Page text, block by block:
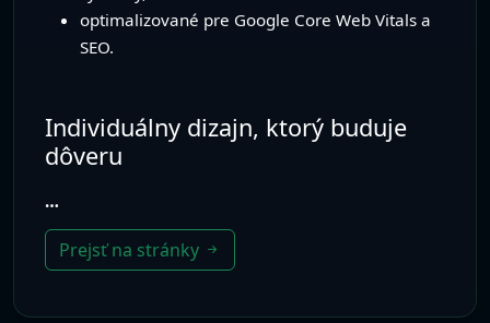
Prejsť na stránky
NAŠE AKTUÁLNE PROJEKTY
Na ktorých sa práve pracuje
Prejsť na všetky projekty